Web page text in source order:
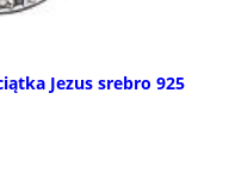
Jezus srebro 925